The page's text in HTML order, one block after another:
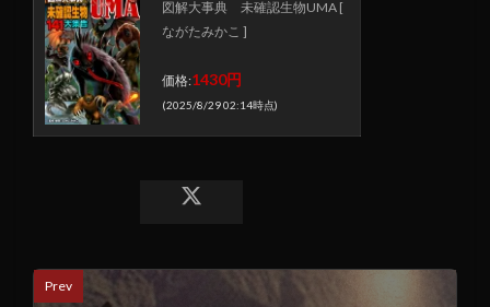
図解大事典 未確認生物UMA [
ながたみかこ ]
価格:1430円
(2025/8/29 02:14時点)
Prev